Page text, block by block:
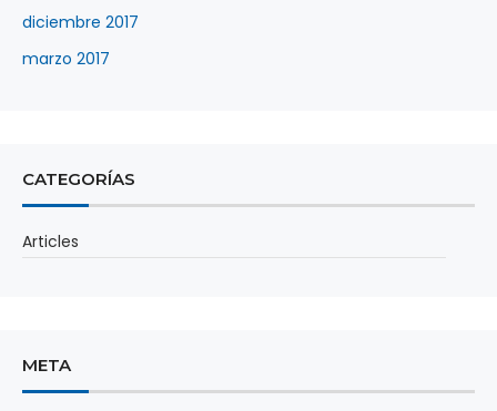
diciembre 2017
marzo 2017
CATEGORÍAS
Articles
META